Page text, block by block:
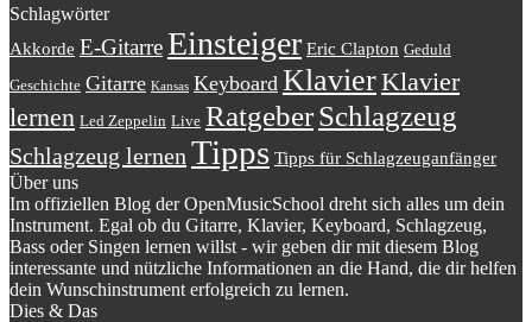
Schlagwörter
Akkorde E-GitarreEinsteiger Eric Clapton Geduld
Geschichte Gitarre Kansas Keyboard KlavierKlavier
lernen Led Zeppelin Live RatgeberSchlagzeug
Schlagzeug lernen Tipps Tipps für Schlagzeuganfänger
Über uns
Im offiziellen Blog der OpenMusicSchool dreht sich alles um dein
Instrument. Egal ob du Gitarre, Klavier, Keyboard, Schlagzeug,
Bass oder Singen lernen willst - wir geben dir mit diesem Blog
interessante und nützliche Informationen an die Hand, die dir helfen
dein Wunschinstrument erfolgreich zu lernen.
Dies & Das